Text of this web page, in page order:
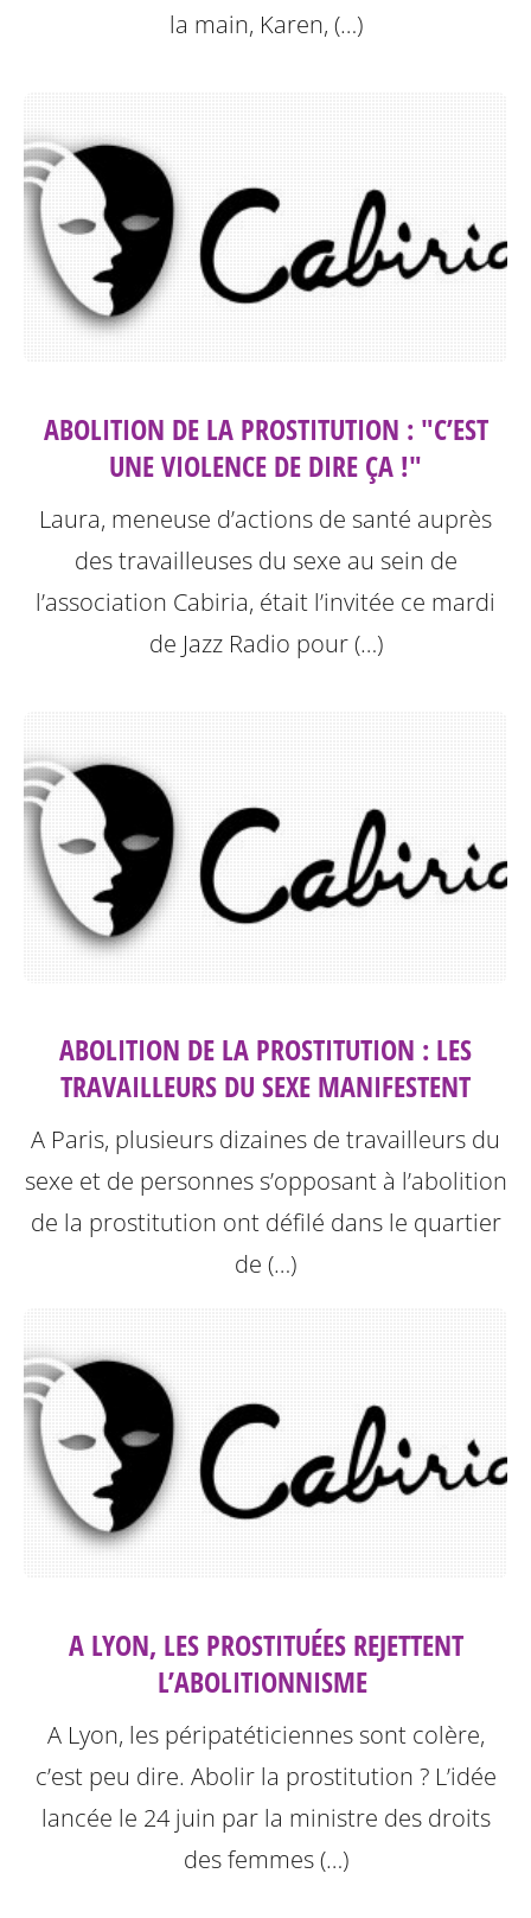
la main, Karen, (…)
ABOLITION DE LA PROSTITUTION : "C’EST
UNE VIOLENCE DE DIRE ÇA !"
Laura, meneuse d’actions de santé auprès
des travailleuses du sexe au sein de
l’association Cabiria, était l’invitée ce mardi
de Jazz Radio pour (…)
ABOLITION DE LA PROSTITUTION : LES
TRAVAILLEURS DU SEXE MANIFESTENT
A Paris, plusieurs dizaines de travailleurs du
sexe et de personnes s’opposant à l’abolition
de la prostitution ont défilé dans le quartier
de (…)
A LYON, LES PROSTITUÉES REJETTENT
L’ABOLITIONNISME ‎
A Lyon, les péripatéticiennes sont colère,
c’est peu dire. Abolir la prostitution ? L’idée
lancée le 24 juin par la ministre des droits
des femmes (…)